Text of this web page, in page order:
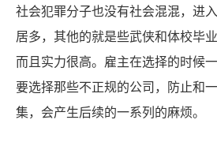
社会犯罪分子也没有社会混混，进
居多，其他的就是些武侠和体校毕
而且实力很高。雇主在选择的时候
要选择那些不正规的公司，防止和
集，会产生后续的一系列的麻烦。